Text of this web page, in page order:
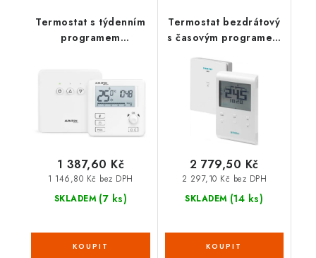
Termostat s týdenním
programem
SKLADEM (7 ks)
1 146,80 Kč bez DPH
1 387,60 Kč
Termostat bezdrátový
s časovým programem
SKLADEM (14 ks)
2 297,10 Kč bez DPH
2 779,50 Kč